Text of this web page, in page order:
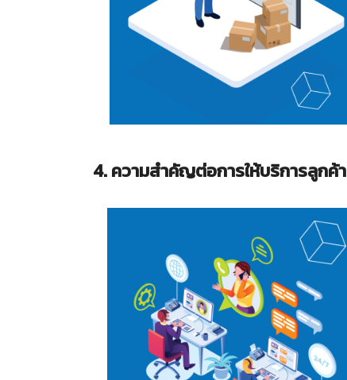
4. ความสำคัญต่อการให้บริการลูกค้า